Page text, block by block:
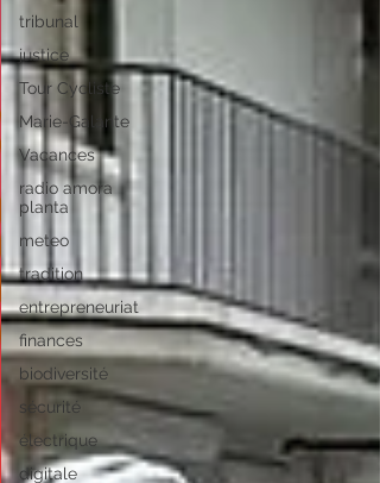
tribunal
justice
Tour Cycliste
Marie-Galante
Vacances
radio amora
planta
meteo
tradition
entrepreneuriat
finances
biodiversité
sécurité
électrique
digitale